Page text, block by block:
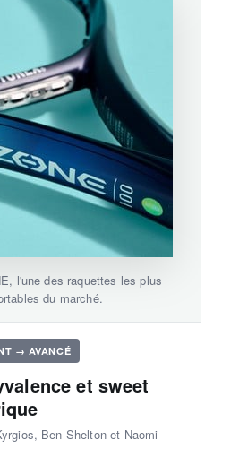
l'une des raquettes les plus
du marché.
→ AVANCÉ
et sweet
Ben Shelton et Naomi